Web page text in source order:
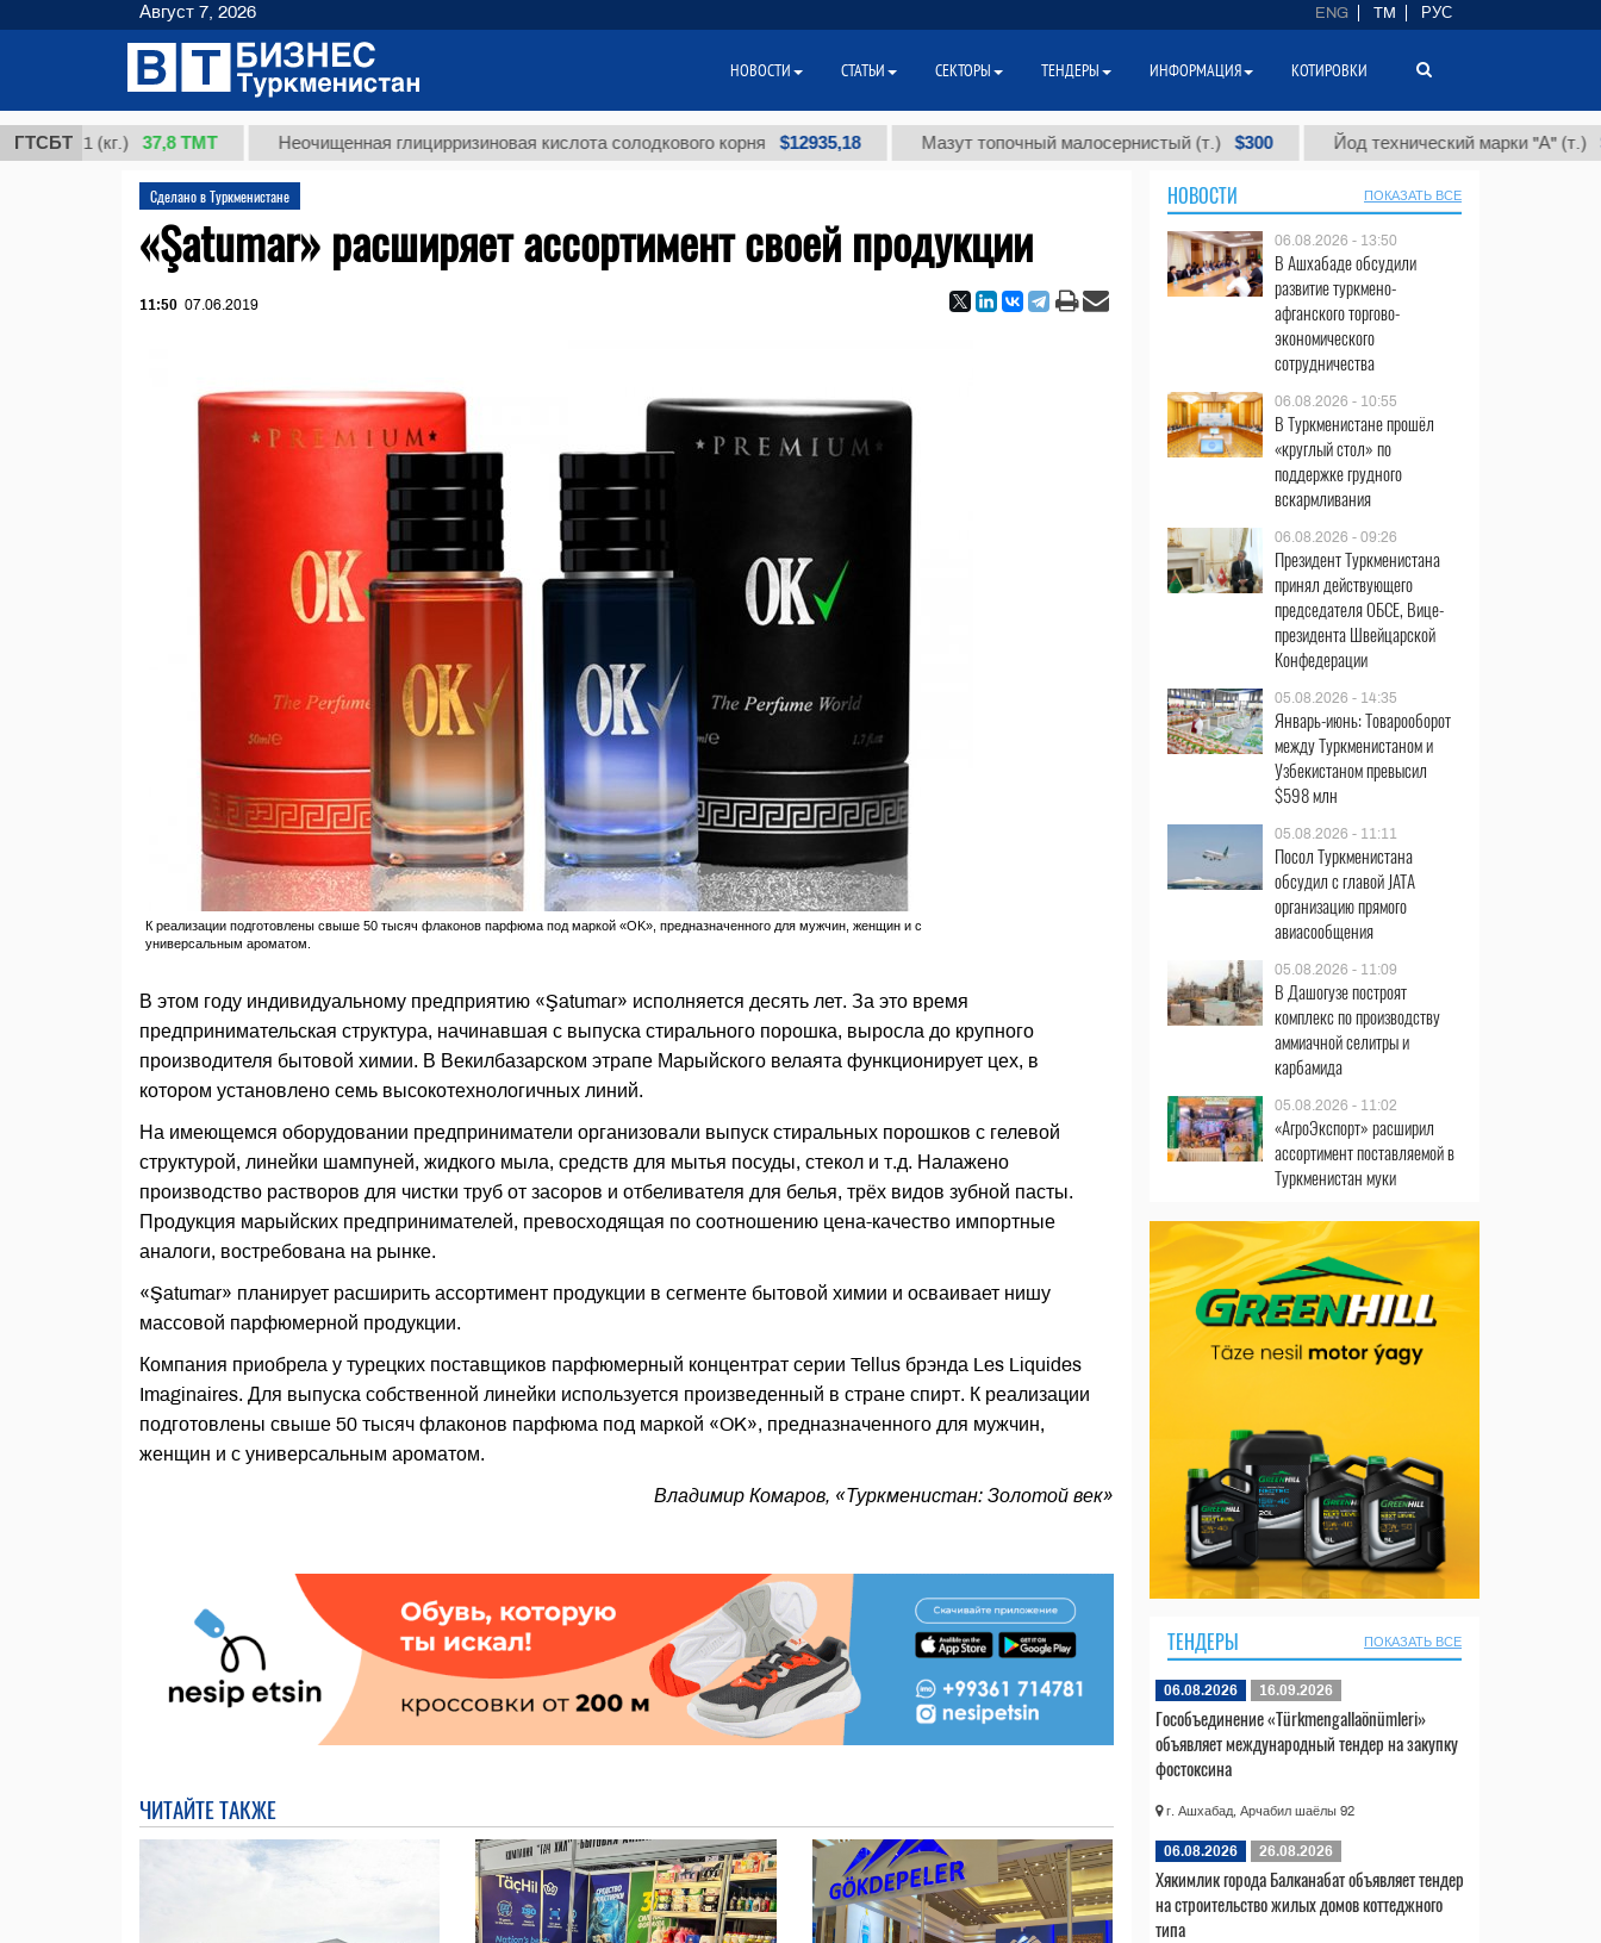
ГТСБТ
1 (кг.) 37,8 ТМТ Неочищенная глицирризиновая кислота солодкового корня $12935,18 Мазут топочный малосернистый (т.) $300 Йод технический марки "А" (т.) $86 000
Сделано в Туркменистане
«Şatumar» расширяет ассортимент своей продукции
11:50 07.06.2019
К реализации подготовлены свыше 50 тысяч флаконов парфюма под маркой «OK», предназначенного для мужчин, женщин и с
универсальным ароматом.
В этом году индивидуальному предприятию «Şatumar» исполняется десять лет. За это время
предпринимательская структура, начинавшая с выпуска стирального порошка, выросла до крупного
производителя бытовой химии. В Векилбазарском этрапе Марыйского велаята функционирует цех, в
котором установлено семь высокотехнологичных линий.
На имеющемся оборудовании предприниматели организовали выпуск стиральных порошков с гелевой
структурой, линейки шампуней, жидкого мыла, средств для мытья посуды, стекол и т.д. Налажено
производство растворов для чистки труб от засоров и отбеливателя для белья, трёх видов зубной пасты.
Продукция марыйских предпринимателей, превосходящая по соотношению цена-качество импортные
аналоги, востребована на рынке.
«Şatumar» планирует расширить ассортимент продукции в сегменте бытовой химии и осваивает нишу
массовой парфюмерной продукции.
Компания приобрела у турецких поставщиков парфюмерный концентрат серии Tellus брэнда Les Liquides
Imaginaires. Для выпуска собственной линейки используется произведенный в стране спирт. К реализации
подготовлены свыше 50 тысяч флаконов парфюма под маркой «OK», предназначенного для мужчин,
женщин и с универсальным ароматом.
Владимир Комаров, «Туркменистан: Золотой век»
ЧИТАЙТЕ ТАКЖЕ
НОВОСТИ ПОКАЗАТЬ ВСЕ
06.08.2026 - 13:50
В Ашхабаде обсудили
развитие туркмено-
афганского торгово-
экономического
сотрудничества
06.08.2026 - 10:55
В Туркменистане прошёл
«круглый стол» по
поддержке грудного
вскармливания
06.08.2026 - 09:26
Президент Туркменистана
принял действующего
председателя ОБСЕ, Вице-
президента Швейцарской
Конфедерации
05.08.2026 - 14:35
Январь-июнь: Товарооборот
между Туркменистаном и
Узбекистаном превысил
$598 млн
05.08.2026 - 11:11
Посол Туркменистана
обсудил с главой JATA
организацию прямого
авиасообщения
05.08.2026 - 11:09
В Дашогузе построят
комплекс по производству
аммиачной селитры и
карбамида
05.08.2026 - 11:02
«АгроЭкспорт» расширил
ассортимент поставляемой в
Туркменистан муки
ТЕНДЕРЫ ПОКАЗАТЬ ВСЕ
06.08.2026 16.09.2026
Гособъединение «Türkmengallaönümleri»
объявляет международный тендер на закупку
фостоксина
г. Ашхабад, Арчабил шаёлы 92
06.08.2026 26.08.2026
Хякимлик города Балканабат объявляет тендер
на строительство жилых домов коттеджного
типа
Август 7, 2026 ENG TM РУС
НОВОСТИ СТАТЬИ СЕКТОРЫ ТЕНДЕРЫ ИНФОРМАЦИЯ КОТИРОВКИ